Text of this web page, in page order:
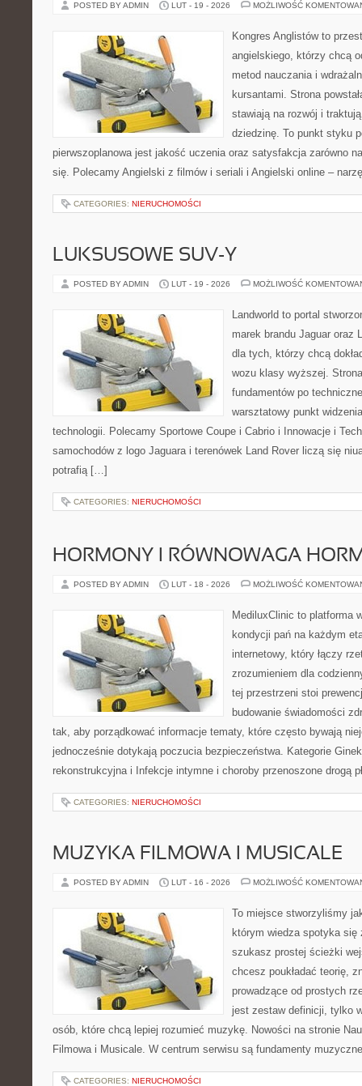
POSTED BY ADMIN LUT - 19 - 2026 MOŻLIWOŚĆ
Kongres Anglistów to
angielskiego, którzy chcą
metod nauczania i
kursantami. Strona
stawiają na rozwój i
dziedzinę. To punkt styku
pierwszoplanowa jest jakość uczenia oraz satysfakcja zarówno
się. Polecamy Angielski z filmów i seriali i Angielski online –
CATEGORIES: NIERUCHOMOŚCI
LUKSUSOWE SUV-Y
POSTED BY ADMIN LUT - 19 - 2026 MOŻLIWOŚĆ
Landworld to portal
marek brandu Jaguar oraz
dla tych, którzy chcą
wozu klasy wyższej.
fundamentów po
warsztatowy punkt
technologii. Polecamy Sportowe Coupe i Cabrio i Innowacje i
samochodów z logo Jaguara i terenówek Land Rover liczą się
potrafią […]
CATEGORIES: NIERUCHOMOŚCI
HORMONY I RÓWNOWAGA
POSTED BY ADMIN LUT - 18 - 2026 MOŻLIWOŚĆ
MediluxClinic to platforma
kondycji pań na każdym
internetowy, który łączy
zrozumieniem dla
tej przestrzeni stoi
budowanie świadomości
tak, aby porządkować informacje tematy, które często bywają
jednocześnie dotykają poczucia bezpieczeństwa. Kategorie
rekonstrukcyjna i Infekcje intymne i choroby przenoszone drogą
CATEGORIES: NIERUCHOMOŚCI
MUZYKA FILMOWA I MUSICALE
POSTED BY ADMIN LUT - 16 - 2026 MOŻLIWOŚĆ
To miejsce stworzyliśmy
którym wiedza spotyka
szukasz prostej ścieżki
chcesz poukładać teorię,
prowadzące od prostych
jest zestaw definicji, tylko
osób, które chcą lepiej rozumieć muzykę. Nowości na stronie
Filmowa i Musicale. W centrum serwisu są fundamenty
CATEGORIES: NIERUCHOMOŚCI